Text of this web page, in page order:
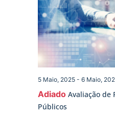
Adiado Avaliação de
Públicos
5 Maio, 2025- 6 Maio,